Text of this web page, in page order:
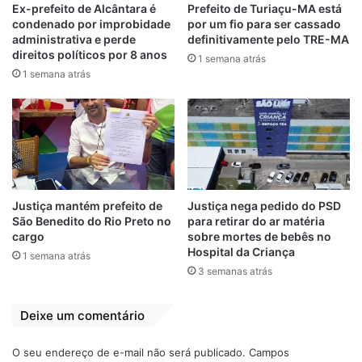
(PL) à Corte, pediu a absolvição do
deputado.
Com o voto de Nunes Marques, o placar do
ação penal, existe a figura do relator
(Alexandre de Moraes) e do revisor.
Logo depois de Nunes Marques, começou a
votar André Mendonça, o segundo indicado
por Bolsonaro para a Corte. Mendonça
votou pela condenação de Silveira, porém
acompanhou apenas parcialmente o relator.
O ministro julgou parcialmente procedente
pena bem mais branda, de 2 anos e 4
Ex-prefeito de Alcântara é
condenado por improbidade
administrativa e perde
direitos políticos por 8 anos
1 semana atrás
Prefeito de Turiaçu-MA está
por um fio para ser cassado
definitivamente pelo TRE-MA
1 semana atrás
Justiça mantém prefeito de
São Benedito do Rio Preto no
cargo
1 semana atrás
Justiça nega pedido do PSD
para retirar do ar matéria
sobre mortes de bebês no
Hospital da Criança
3 semanas atrás
Deixe um comentário
O seu endereço de e-mail não será publicado. Campos